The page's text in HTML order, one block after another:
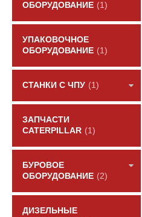
ОБОРУДОВАНИЕ (1)
УПАКОВОЧНОЕ
ОБОРУДОВАНИЕ (1)
СТАНКИ С ЧПУ (1)
ЗАПЧАСТИ
CATERPILLAR (1)
БУРОВОЕ
ОБОРУДОВАНИЕ (2)
ДИЗЕЛЬНЫЕ